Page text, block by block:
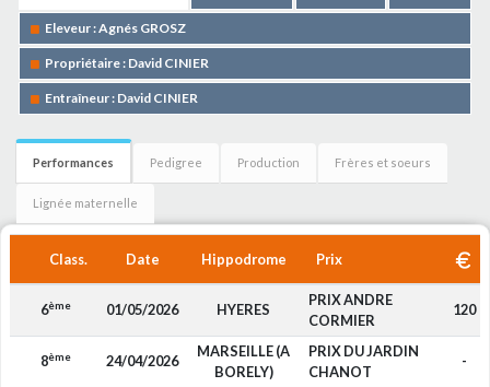
Eleveur : Agnés GROSZ
Propriétaire : David CINIER
Entraîneur : David CINIER
Performances Pedigree Production Frères et soeurs
Lignée maternelle
Class. Date Hippodrome Prix
6ème 01/05/2026 HYERES
PRIX ANDRE
CORMIER
120
8ème 24/04/2026
MARSEILLE (A
BORELY)
PRIX DU JARDIN
CHANOT
-